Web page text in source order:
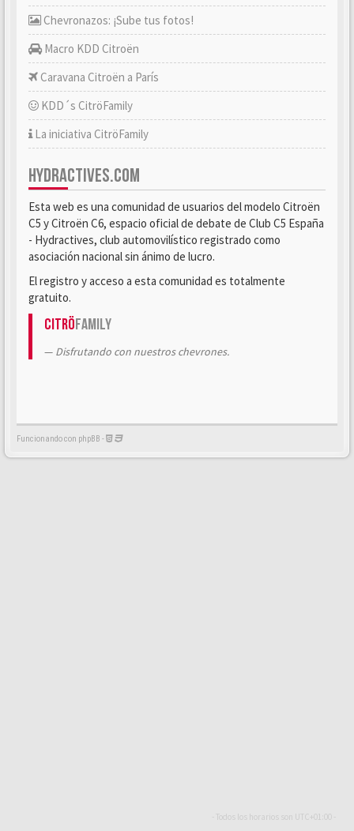
Chevronazos: ¡Sube tus fotos!
Macro KDD Citroën
Caravana Citroën a París
KDD´s CitröFamily
La iniciativa CitröFamily
HYDRACTIVES.COM
Esta web es una comunidad de usuarios del modelo Citroën
C5 y Citroën C6, espacio oficial de debate de Club C5 España
- Hydractives, club automovilístico registrado como
asociación nacional sin ánimo de lucro.
El registro y acceso a esta comunidad es totalmente
gratuito.
CitröFamily
Disfrutando con nuestros chevrones.
Funcionando con phpBB -
- Todos los horarios son UTC+01:00